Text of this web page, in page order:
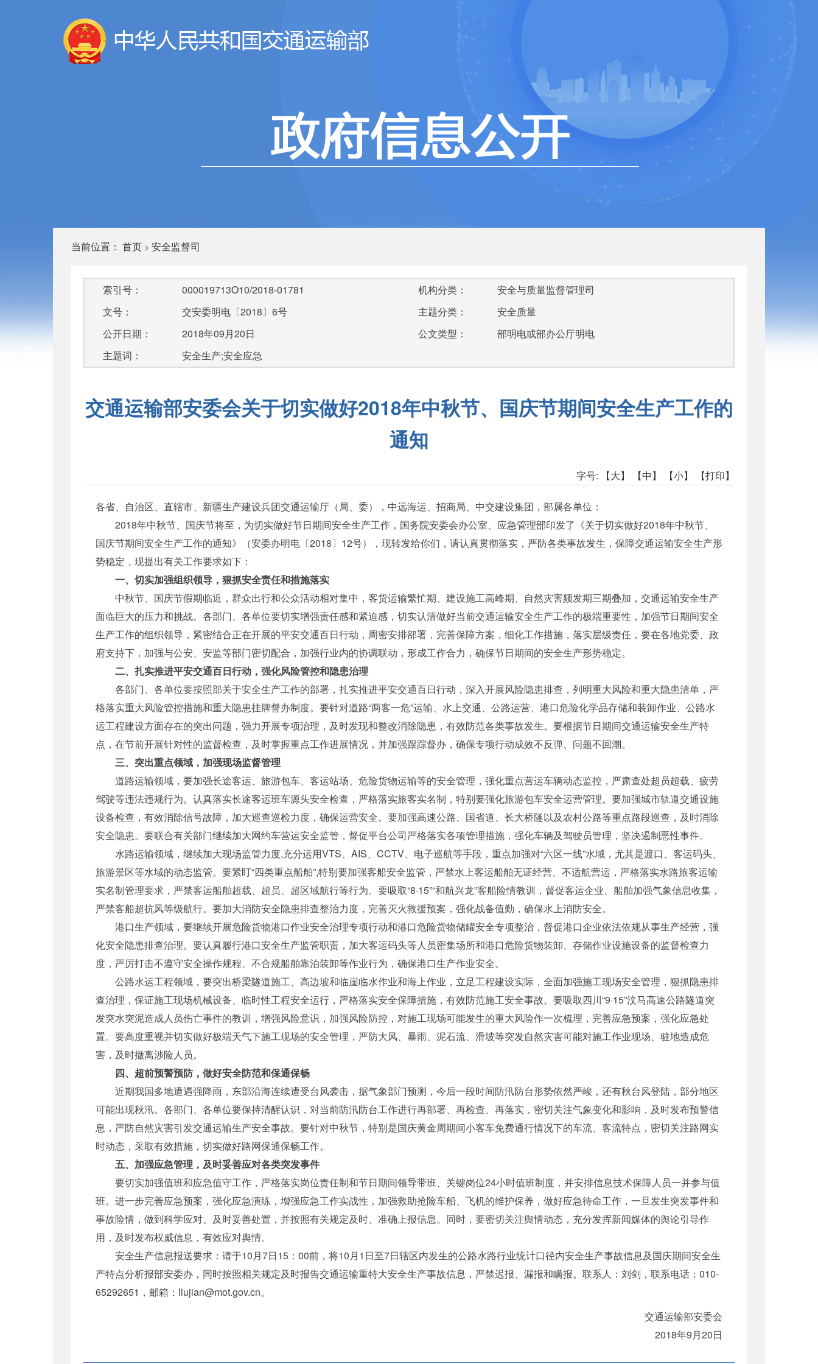
当前位置： 首页 > 安全监督司
索引号：
000019713O10/2018-01781
文号：
交安委明电〔2018〕6号
公开日期：
2018年09月20日
主题词：
安全生产;安全应急
机构分类：
安全与质量监督管理司
主题分类：
安全质量
公文类型：
部明电或部办公厅明电
交通运输部安委会关于切实做好2018年中秋节、国庆节期间安全生产工作的
通知
字号: 【大】 【中】 【小】 【打印】
各省、自治区、直辖市、新疆生产建设兵团交通运输厅（局、委），中远海运、招商局、中交建设集团，部属各单位：
2018年中秋节、国庆节将至，为切实做好节日期间安全生产工作，国务院安委会办公室、应急管理部印发了《关于切实做好2018年中秋节、
国庆节期间安全生产工作的通知》（安委办明电〔2018〕12号），现转发给你们，请认真贯彻落实，严防各类事故发生，保障交通运输安全生产形
势稳定，现提出有关工作要求如下：
一、切实加强组织领导，狠抓安全责任和措施落实
中秋节、国庆节假期临近，群众出行和公众活动相对集中，客货运输繁忙期、建设施工高峰期、自然灾害频发期三期叠加，交通运输安全生产
面临巨大的压力和挑战。各部门、各单位要切实增强责任感和紧迫感，切实认清做好当前交通运输安全生产工作的极端重要性，加强节日期间安全
生产工作的组织领导，紧密结合正在开展的平安交通百日行动，周密安排部署，完善保障方案，细化工作措施，落实层级责任，要在各地党委、政
府支持下，加强与公安、安监等部门密切配合，加强行业内的协调联动，形成工作合力，确保节日期间的安全生产形势稳定。
二、扎实推进平安交通百日行动，强化风险管控和隐患治理
各部门、各单位要按照部关于安全生产工作的部署，扎实推进平安交通百日行动，深入开展风险隐患排查，列明重大风险和重大隐患清单，严
格落实重大风险管控措施和重大隐患挂牌督办制度。要针对道路“两客一危”运输、水上交通、公路运营、港口危险化学品存储和装卸作业、公路水
运工程建设方面存在的突出问题，强力开展专项治理，及时发现和整改消除隐患，有效防范各类事故发生。要根据节日期间交通运输安全生产特
点，在节前开展针对性的监督检查，及时掌握重点工作进展情况，并加强跟踪督办，确保专项行动成效不反弹、问题不回潮。
三、突出重点领域，加强现场监督管理
道路运输领域，要加强长途客运、旅游包车、客运站场、危险货物运输等的安全管理，强化重点营运车辆动态监控，严肃查处超员超载、疲劳
驾驶等违法违规行为。认真落实长途客运班车源头安全检查，严格落实旅客实名制，特别要强化旅游包车安全运营管理。要加强城市轨道交通设施
设备检查，有效消除信号故障，加大巡查巡检力度，确保运营安全。要加强高速公路、国省道、长大桥隧以及农村公路等重点路段巡查，及时消除
安全隐患。要联合有关部门继续加大网约车营运安全监管，督促平台公司严格落实各项管理措施，强化车辆及驾驶员管理，坚决遏制恶性事件。
水路运输领域，继续加大现场监管力度,充分运用VTS、AIS、CCTV、电子巡航等手段，重点加强对“六区一线”水域，尤其是渡口、客运码头、
旅游景区等水域的动态监管。要紧盯“四类重点船舶”,特别要加强客船安全监管，严禁水上客运船舶无证经营、不适航营运，严格落实水路旅客运输
实名制管理要求，严禁客运船舶超载、超员、超区域航行等行为。要吸取“8·15”“和航兴龙”客船险情教训，督促客运企业、船舶加强气象信息收集，
严禁客船超抗风等级航行。要加大消防安全隐患排查整治力度，完善灭火救援预案，强化战备值勤，确保水上消防安全。
港口生产领域，要继续开展危险货物港口作业安全治理专项行动和港口危险货物储罐安全专项整治，督促港口企业依法依规从事生产经营，强
化安全隐患排查治理。要认真履行港口安全生产监管职责，加大客运码头等人员密集场所和港口危险货物装卸、存储作业设施设备的监督检查力
度，严厉打击不遵守安全操作规程、不合规船舶靠泊装卸等作业行为，确保港口生产作业安全。
公路水运工程领域，要突出桥梁隧道施工、高边坡和临崖临水作业和海上作业，立足工程建设实际，全面加强施工现场安全管理，狠抓隐患排
查治理，保证施工现场机械设备、临时性工程安全运行，严格落实安全保障措施，有效防范施工安全事故。要吸取四川“9·15”汶马高速公路隧道突
发突水突泥造成人员伤亡事件的教训，增强风险意识，加强风险防控，对施工现场可能发生的重大风险作一次梳理，完善应急预案，强化应急处
置。要高度重视并切实做好极端天气下施工现场的安全管理，严防大风、暴雨、泥石流、滑坡等突发自然灾害可能对施工作业现场、驻地造成危
害，及时撤离涉险人员。
四、超前预警预防，做好安全防范和保通保畅
近期我国多地遭遇强降雨，东部沿海连续遭受台风袭击，据气象部门预测，今后一段时间防汛防台形势依然严峻，还有秋台风登陆，部分地区
可能出现秋汛。各部门、各单位要保持清醒认识，对当前防汛防台工作进行再部署、再检查、再落实，密切关注气象变化和影响，及时发布预警信
息，严防自然灾害引发交通运输生产安全事故。要针对中秋节，特别是国庆黄金周期间小客车免费通行情况下的车流、客流特点，密切关注路网实
时动态，采取有效措施，切实做好路网保通保畅工作。
五、加强应急管理，及时妥善应对各类突发事件
要切实加强值班和应急值守工作，严格落实岗位责任制和节日期间领导带班、关键岗位24小时值班制度，并安排信息技术保障人员一并参与值
班。进一步完善应急预案，强化应急演练，增强应急工作实战性，加强救助抢险车船、飞机的维护保养，做好应急待命工作，一旦发生突发事件和
事故险情，做到科学应对、及时妥善处置，并按照有关规定及时、准确上报信息。同时，要密切关注舆情动态，充分发挥新闻媒体的舆论引导作
用，及时发布权威信息，有效应对舆情。
安全生产信息报送要求：请于10月7日15：00前，将10月1日至7日辖区内发生的公路水路行业统计口径内安全生产事故信息及国庆期间安全生
产特点分析报部安委办，同时按照相关规定及时报告交通运输重特大安全生产事故信息，严禁迟报、漏报和瞒报。联系人：刘剑，联系电话：010-
65292651，邮箱：liujian@mot.gov.cn。
交通运输部安委会
2018年9月20日